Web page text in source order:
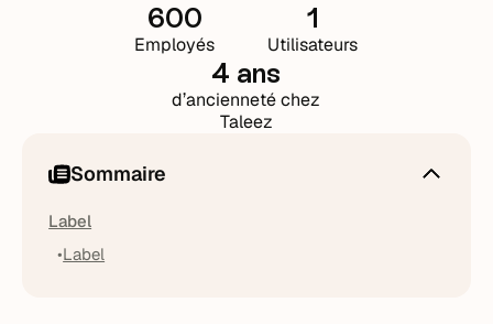
600
Employés
1
Utilisateurs
4 ans
d’ancienneté chez
Taleez
Sommaire
Label
Label